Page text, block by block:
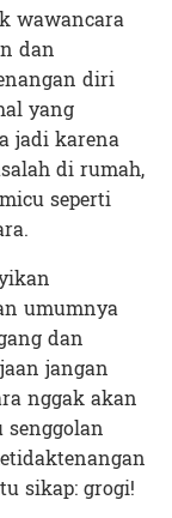
wawancara
dan
diri
yang
jadi karena
di rumah,
seperti
umumnya
dan
jangan
nggak akan
sikap: grogi!